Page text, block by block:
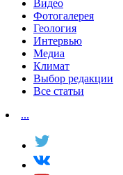
Видео
Фотогалерея
Геология
Интервью
Медиа
Климат
Выбор редакции
Все статьи
...